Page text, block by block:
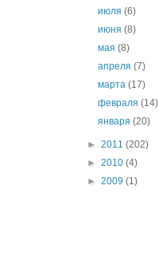
июля(6)
июня(8)
мая(8)
апреля(7)
марта(17)
февраля(14)
января(20)
► 2011 (202)
► 2010 (4)
► 2009 (1)